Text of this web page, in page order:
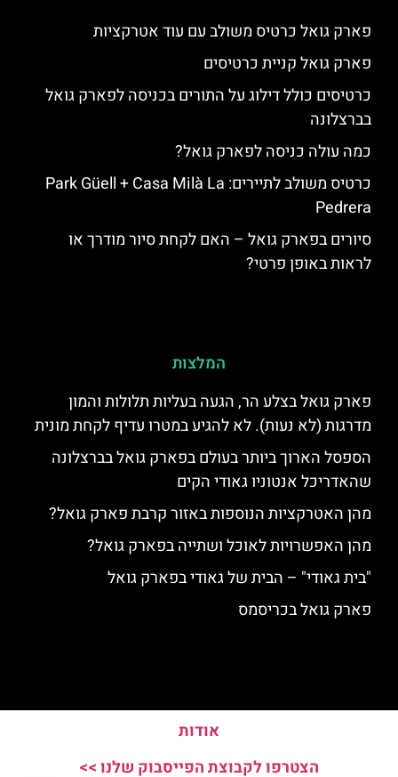
פארק גואל כרטיס משולב עם עוד אטרקציות
פארק גואל קניית כרטיסים
כרטיסים כולל דילוג על התורים בכניסה לפארק גואל
בברצלונה
כמה עולה כניסה לפארק גואל?
כרטיס משולב לתיירים: Park Güell + Casa Milà La
Pedrera
סיורים בפארק גואל – האם לקחת סיור מודרך או
לראות באופן פרטי?
המלצות
פארק גואל בצלע הר, הגעה בעליות תלולות והמון
מדרגות (לא נעות). לא להגיע במטרו עדיף לקחת מונית
הספסל הארוך ביותר בעולם בפארק גואל בברצלונה
שהאדריכל אנטוניו גאודי הקים
מהן האטרקציות הנוספות באזור קרבת פארק גואל?
מהן האפשרויות לאוכל ושתייה בפארק גואל?
"בית גאודי" – הבית של גאודי בפארק גואל
פארק גואל בכריסמס
אודות
הצטרפו לקבוצת הפייסבוק שלנו >>